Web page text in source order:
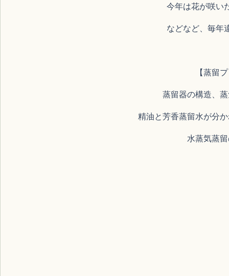
今年は花が咲い
などなど、毎年
【蒸留
蒸留器の構造、
精油と芳香蒸留水が分
水蒸気蒸